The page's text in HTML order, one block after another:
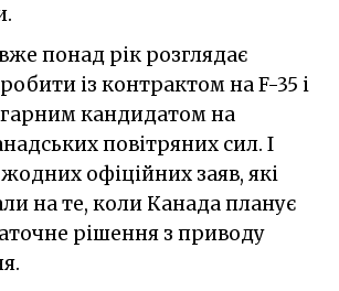
понад рік розглядає
із контрактом на F-35 і
кандидатом на
повітряних сил. І
офіційних заяв, які
на те, коли Канада планує
рішення з приводу